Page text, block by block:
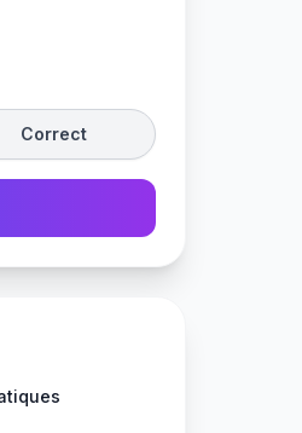
Correct